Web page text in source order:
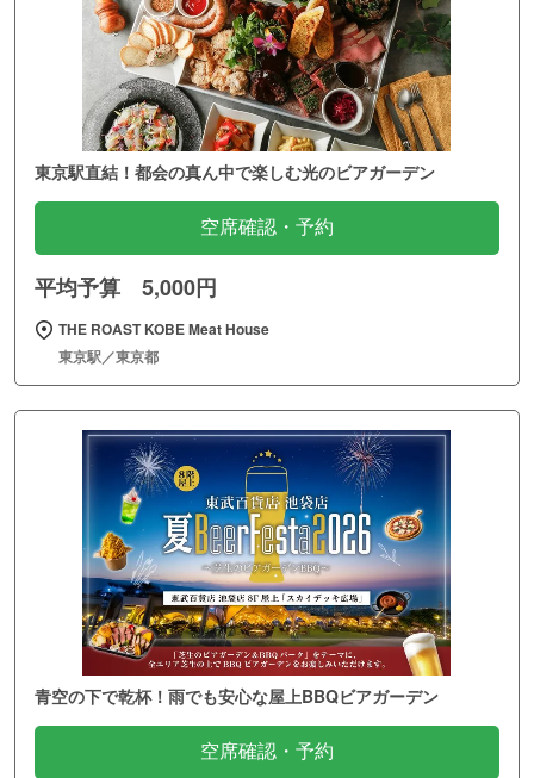
東京駅直結！都会の真ん中で楽しむ光のビアガーデン
空席確認・予約
平均予算 5,000円
THE ROAST KOBE Meat House
東京駅／東京都
青空の下で乾杯！雨でも安心な屋上BBQビアガーデン
空席確認・予約